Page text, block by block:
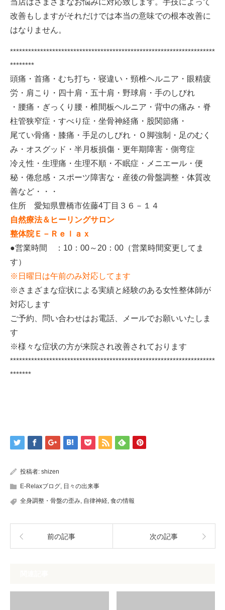
改善もしますがそれだけでは本当の意味での根本改善に
はなりません。
********************************************************************
********
頭痛・首痛・むち打ち・寝違い・頸椎ヘルニア・眼精疲
労・肩こり・四十肩・五十肩・野球肩・手のしびれ
・腰痛・ぎっくり腰・椎間板ヘルニア・背中の痛み・脊
柱管狭窄症・すべり症・坐骨神経痛・股関節痛・
尾てい骨痛・膝痛・手足のしびれ・Ｏ脚強制・足のむく
み・オスグッド・半月板損傷・更年期障害・側弯症
冷え性・生理痛・生理不順・不眠症・メニエール・便
秘・倦怠感・スポーツ障害な・産後の骨盤調整・体質改
善など・・・
住所 愛知県豊橋市佐藤4丁目３６－１４
自然療法＆ヒーリングサロン
整体院Ｅ－Ｒｅｌａｘ
●営業時間 ：10：00～20：00（営業時間変更してま
す）
※日曜日は午前のみ対応してます
※さまざまな症状による実績と経験のある女性整体師が
対応します
ご予約、問い合わせはお電話、メールでお願いいたしま
す
※様々な症状の方が来院され改善されております
********************************************************************
*******
投稿者: shizen
E-Relaxブログ 日々の出来事
全身調整・骨盤の歪み 自律神経 食の情報
前の記事 次の記事